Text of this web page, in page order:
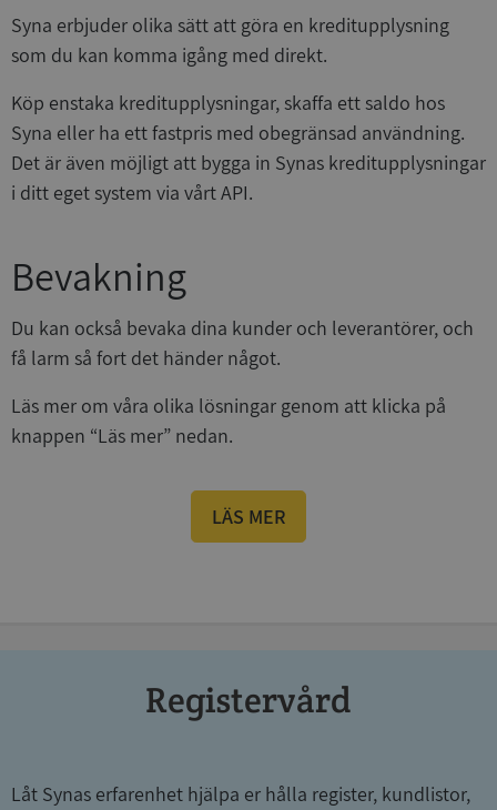
Syna erbjuder olika sätt att göra en kreditupplysning
som du kan komma igång med direkt.
Köp enstaka kreditupplysningar, skaffa ett saldo hos
Syna eller ha ett fastpris med obegränsad användning.
Det är även möjligt att bygga in Synas kreditupplysningar
i ditt eget system via vårt API.
Bevakning
Du kan också bevaka dina kunder och leverantörer, och
få larm så fort det händer något.
Läs mer om våra olika lösningar genom att klicka på
knappen “Läs mer” nedan.
LÄS MER
Registervård
Låt Synas erfarenhet hjälpa er hålla register, kundlistor,